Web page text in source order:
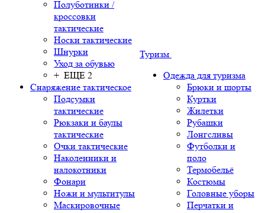
Полуботинки /
кроссовки
тактические
Носки тактические
Шнурки
Уход за обувью
+ ЕЩЕ 2
Снаряжение тактическое
Подсумки
тактические
Рюкзаки и баулы
тактические
Очки тактические
Наколенники и
налокотники
Фонари
Ножи и мультитулы
Маскировочные
Туризм
Одежда для туризма
Брюки и шорты
Куртки
Жилетки
Рубашки
Лонгсливы
Футболки и
поло
Термобельё
Костюмы
Головные уборы
Перчатки и